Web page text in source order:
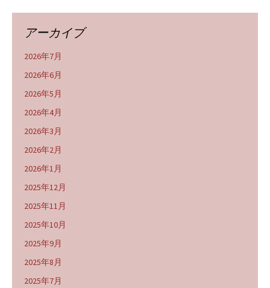
アーカイブ
2026年7月
2026年6月
2026年5月
2026年4月
2026年3月
2026年2月
2026年1月
2025年12月
2025年11月
2025年10月
2025年9月
2025年8月
2025年7月